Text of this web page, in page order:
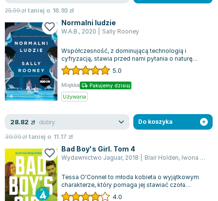
25.99złtaniej o 16.93 zł
Normalni ludzie
W.A.B., 2020 Sally Rooney
Współczesność, z dominującą technologią i
cyfryzacją, stawia przed nami pytania o naturę
prawdziwej miłości. W książce "Normalni l...
5.0
Miękka Pakujemy dzisiaj
Używana
28.82 zł dobry
39.99złtaniej o 11.17 zł
Do koszyka
Bad Boy's Girl. Tom 4
Wydawnictwo Jaguar, 2018 Blair Holden, Iwona Wasilewska
Tessa O'Connel to młoda kobieta o wyjątkowym
charakterze, który pomaga jej stawiać czoła
każdemu wyzwaniu. W pierwszym roku na ucz...
4.0